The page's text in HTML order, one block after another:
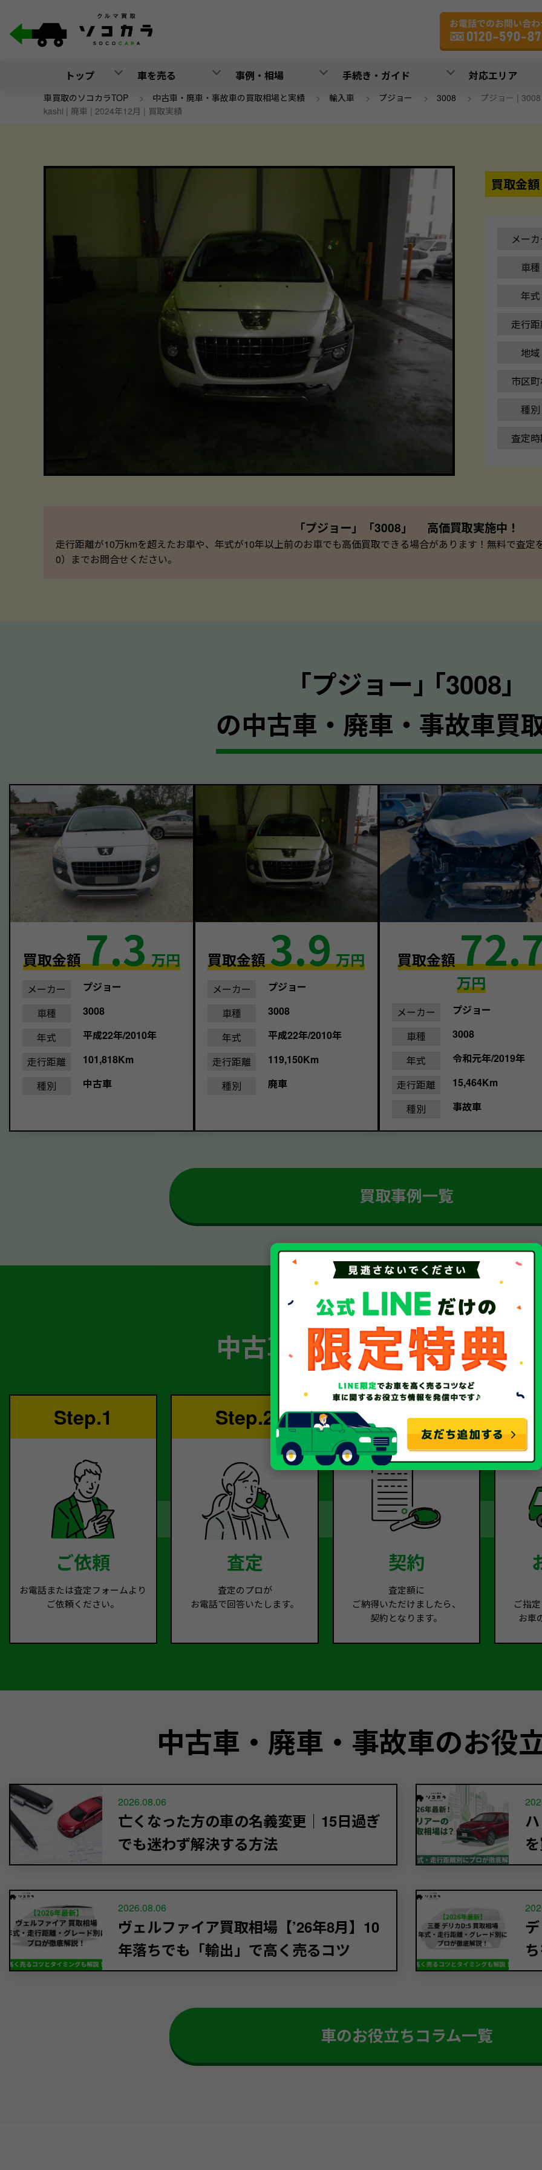
トップ 車を売る 事例・相場 手続き・ガイド 対応エリア
車買取のソコカラTOP > 中古車・廃車・事故車の買取相場と実績 > 輸入車 > プジョー > 3008 > プジョー |
kashi | 廃車 | 2024年12月 | 買取実績
買取金額
メー
車種
年式
走行
地域
市区
種別
査定
「プジョー」「3008」 高価買取実施中！
走行距離が10万kmを超えたお車や、年式が10年以上前のお車でも高価買取できる場合があります！無料で査定
0）までお問合せください。
｢プジョー｣ ｢3008｣
の中古車・廃車・事故車買
買取金額7.3 万円
メーカー
プジョー
車種
3008
年式
平成22年/2010年
走行距離
101,818Km
種別
中古車
買取金額3.9 万円
メーカー
プジョー
車種
3008
年式
平成22年/2010年
走行距離
119,150Km
種別
廃車
買取金額
万円
メーカー
プジョー
車種
3008
年式
令和元年/2019年
走行距離
15,464Km
種別
事故車
買取事例一覧
簡単 5ステップ！
中古車・廃車・事故車買取
Step.1
ご依頼
お電話または査定フォームより
ご依頼ください。
Step.2
査定
査定のプロが
お電話で回答いたします。
Step.3
契約
査定額に
ご納得いただけましたら、
契約となります。
ご指
お車
中古車・廃車・事故車のお役
2026.08.06
亡くなった方の車の名義変更｜15日過ぎ
でも迷わず解決する方法
2026.08.06
ヴェルファイア買取相場【’26年8月】10
年落ちでも「輸出」で高く売るコツ
車のお役立ちコラム一覧